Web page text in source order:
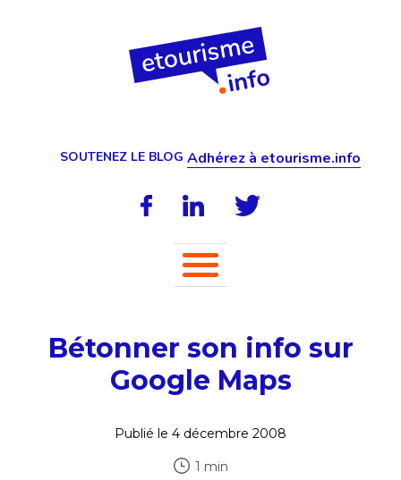
SOUTENEZ LE BLOG Adhérez à etourisme.info
Bétonner son info sur
Google Maps
Publié le 4 décembre 2008
1 min